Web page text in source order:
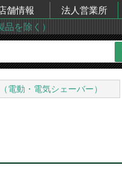
舗情報 法人営業所
を除く）
電動・電気シェーバー）